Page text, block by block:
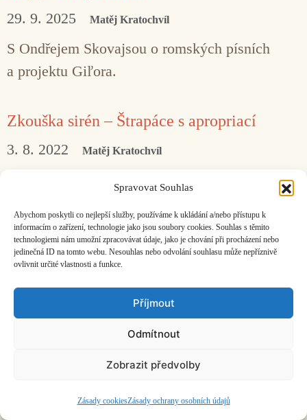
Spravovat Souhlas
Abychom poskytli co nejlepší služby, používáme k ukládání a/nebo přístupu k
informacím o zařízení, technologie jako jsou soubory cookies. Souhlas s těmito
technologiemi nám umožní zpracovávat údaje, jako je chování při procházení nebo
jedinečná ID na tomto webu. Nesouhlas nebo odvolání souhlasu může nepříznivě
ovlivnit určité vlastnosti a funkce.
Příjmout
Odmítnout
Zobrazit předvolby
Zásady cookiesZásady ochrany osobních údajů
29. 9. 2025 Matěj Kratochvíl
S Ondřejem Skovajsou o romských písních
a projektu Giľora.
Zkouška sirén – Štrapáce s apropriací
3. 8. 2022 Matěj Kratochvíl
Facebook
Bandcamp
Mail
založeno 2001 | Kontaktujte nás: